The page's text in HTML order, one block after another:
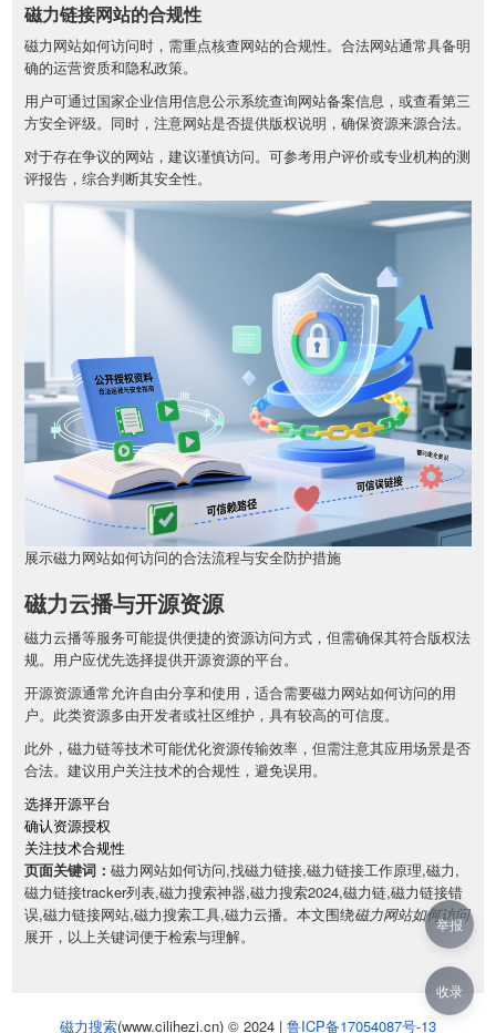
磁力链接网站的合规性
磁力网站如何访问时，需重点核查网站的合规性。合法网站通常具备明
确的运营资质和隐私政策。
用户可通过国家企业信用信息公示系统查询网站备案信息，或查看第三
方安全评级。同时，注意网站是否提供版权说明，确保资源来源合法。
对于存在争议的网站，建议谨慎访问。可参考用户评价或专业机构的测
评报告，综合判断其安全性。
展示磁力网站如何访问的合法流程与安全防护措施
磁力云播与开源资源
磁力云播等服务可能提供便捷的资源访问方式，但需确保其符合版权法
规。用户应优先选择提供开源资源的平台。
开源资源通常允许自由分享和使用，适合需要磁力网站如何访问的用
户。此类资源多由开发者或社区维护，具有较高的可信度。
此外，磁力链等技术可能优化资源传输效率，但需注意其应用场景是否
合法。建议用户关注技术的合规性，避免误用。
选择开源平台
确认资源授权
关注技术合规性
页面关键词： 磁力网站如何访问,找磁力链接,磁力链接工作原理,磁力,
磁力链接tracker列表,磁力搜索神器,磁力搜索2024,磁力链,磁力链接错
误,磁力链接网站,磁力搜索工具,磁力云播。本文围绕磁力网站如何访问
展开，以上关键词便于检索与理解。
磁力搜索(www.cilihezi.cn) © 2024 | 鲁ICP备17054087号-13
举报
收录